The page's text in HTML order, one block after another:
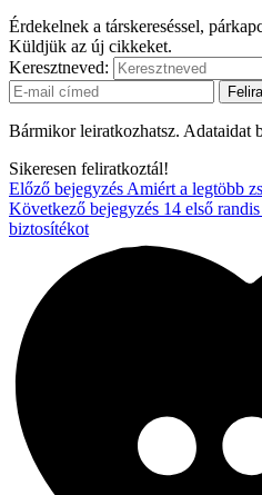
Érdekelnek a társkereséssel,
Küldjük az új cikkeket.
Keresztneved:
Bármikor leiratkozhatsz. Adataidat
Sikeresen feliratkoztál!
Előző bejegyzés Amiért a legtöbb
Következő bejegyzés 14 első
biztosítékot